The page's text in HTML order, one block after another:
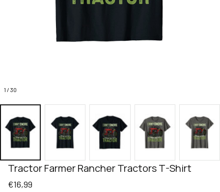
1 / 30
Tractor Farmer Rancher Tractors T-Shirt
€16,99